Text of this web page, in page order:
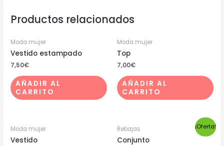
Productos relacionados
Moda mujer
Vestido estampado
7,50€
AÑADIR AL
CARRITO
Moda mujer
Top
7,00€
AÑADIR AL
CARRITO
Moda mujer
Vestido
¡Oferta!
Rebajas
Conjunto